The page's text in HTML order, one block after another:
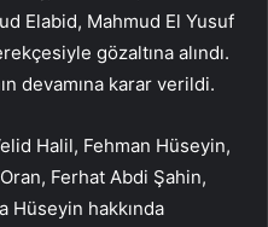
Elabid, Mahmud El Yusuf
gözaltına alındı.
devamına karar verildi.
Halil, Fehman Hüseyin,
Ferhat Abdi Şahin,
Hüseyin hakkında